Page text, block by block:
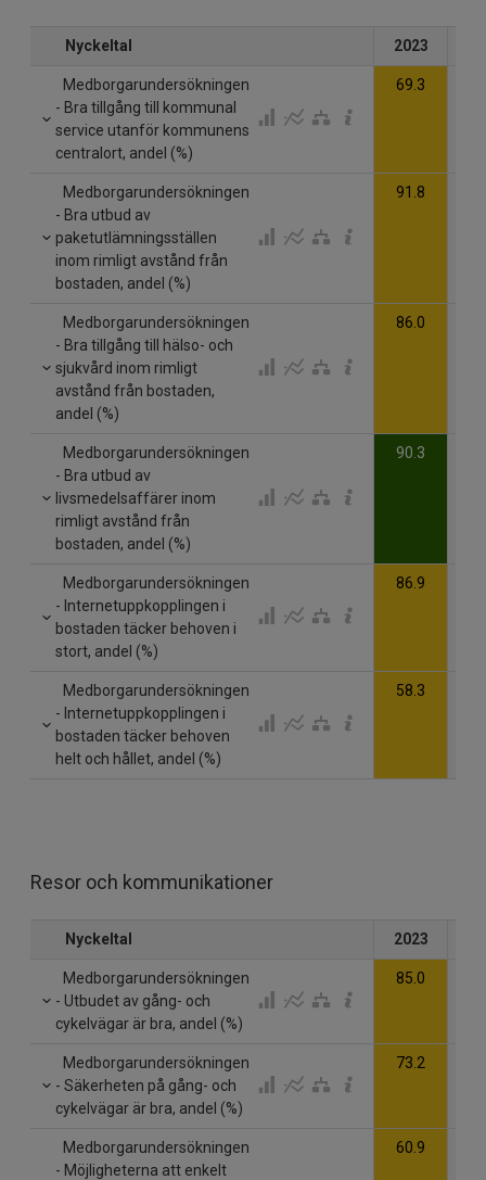
Nyckeltal 2023
Medborgarundersökningen
- Bra tillgång till kommunal
service utanför kommunens
centralort, andel (%)
69.3
Medborgarundersökningen
- Bra utbud av
paketutlämningsställen
inom rimligt avstånd från
bostaden, andel (%)
91.8
Medborgarundersökningen
- Bra tillgång till hälso- och
sjukvård inom rimligt
avstånd från bostaden,
andel (%)
86.0
Medborgarundersökningen
- Bra utbud av
livsmedelsaffärer inom
rimligt avstånd från
bostaden, andel (%)
90.3
Medborgarundersökningen
- Internetuppkopplingen i
bostaden täcker behoven i
stort, andel (%)
86.9
Medborgarundersökningen
- Internetuppkopplingen i
bostaden täcker behoven
helt och hållet, andel (%)
58.3
Resor och kommunikationer
Nyckeltal 2023
Medborgarundersökningen
- Utbudet av gång- och
cykelvägar är bra, andel (%)
85.0
Medborgarundersökningen
- Säkerheten på gång- och
cykelvägar är bra, andel (%)
73.2
Medborgarundersökningen
- Möjligheterna att enkelt
60.9